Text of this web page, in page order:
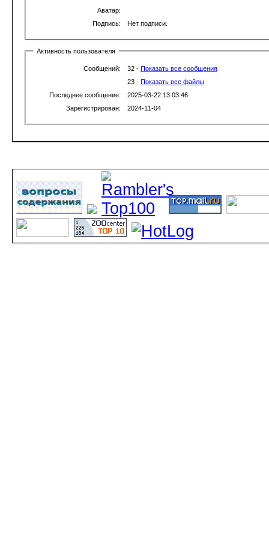
Аватар:
Подпись:
Нет подписи.
Активность пользователя
Сообщений: 32 - Показать все сообщения
23 - Показать все файлы
Последнее сообщение:
2025-03-22 13:03:46
Зарегистрирован:
2024-11-04